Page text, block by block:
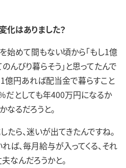
はありました？
めて間もない頃から「もし1億
んびり暮らそう」と思ってたんで
1億円あれば配当金で暮らすこと
だとしても年400万円になるか
なるだろうと。
ら、迷いが出てきたんですね。
ば、毎月給与が入ってくる、それ
なんだろうかと。